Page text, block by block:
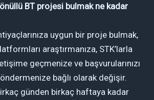
BT projesi bulmak ne kadar
uygun bir proje bulmak,
araştırmanıza, STK’larla
geçmenize ve başvurularınızı
bağlı olarak değişir.
günden birkaç haftaya kadar